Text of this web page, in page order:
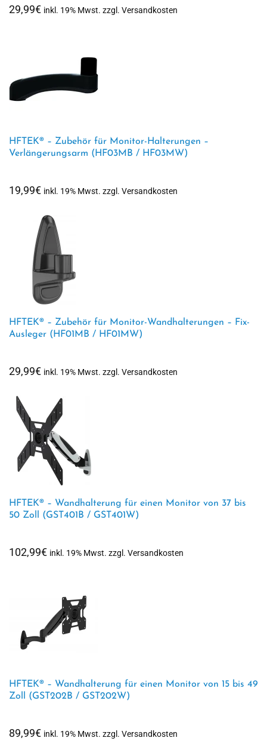
29,99€ inkl. 19% Mwst. zzgl. Versandkosten
HFTEK® – Zubehör für Monitor-Halterungen –
Verlängerungsarm (HF03MB / HF03MW)
19,99€ inkl. 19% Mwst. zzgl. Versandkosten
HFTEK® – Zubehör für Monitor-Wandhalterungen – Fix-
Ausleger (HF01MB / HF01MW)
29,99€ inkl. 19% Mwst. zzgl. Versandkosten
HFTEK® – Wandhalterung für einen Monitor von 37 bis
50 Zoll (GST401B / GST401W)
102,99€ inkl. 19% Mwst. zzgl. Versandkosten
HFTEK® – Wandhalterung für einen Monitor von 15 bis 49
Zoll (GST202B / GST202W)
89,99€ inkl. 19% Mwst. zzgl. Versandkosten